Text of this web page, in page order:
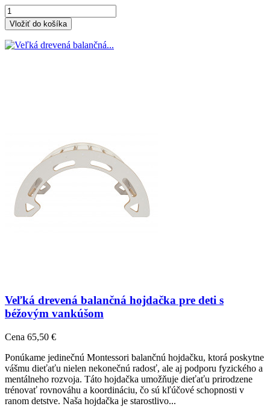
Vložiť do košíka
Veľká drevená balančná hojdačka pre deti s
béžovým vankúšom
Cena 65,50 €
Ponúkame jedinečnú Montessori balančnú hojdačku, ktorá poskytne
vášmu dieťaťu nielen nekonečnú radosť, ale aj podporu fyzického a
mentálneho rozvoja. Táto hojdačka umožňuje dieťaťu prirodzene
trénovať rovnováhu a koordináciu, čo sú kľúčové schopnosti v
ranom detstve. Naša hojdačka je starostlivo...